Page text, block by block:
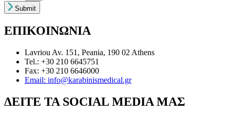
Submit
ΕΠΙΚΟΙΝΩΝΙΑ
Lavriou Av. 151, Peania, 190 02 Athens
Tel.: +30 210 6645751
Fax: +30 210 6646000
Email: info@karabinismedical.gr
ΔEITE TA SOCIAL MEDIA ΜΑΣ